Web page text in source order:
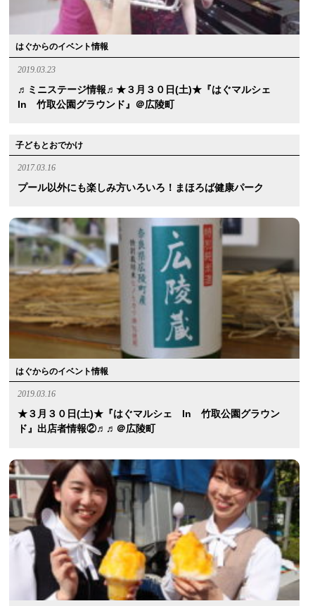
はぐからのイベント情報
2019.03.23
♬ミニステージ情報♬★３月３０日(土)★『はぐマルシェ
In 竹取公園グラウンド』＠広陵町
子どもとおでかけ
2017.03.16
プール以外にも楽しみ方いろいろ！まほろば健康パーク
はぐからのイベント情報
2019.03.16
★３月３０日(土)★『はぐマルシェ In 竹取公園グラウン
ド』出店者情報②♬♬＠広陵町